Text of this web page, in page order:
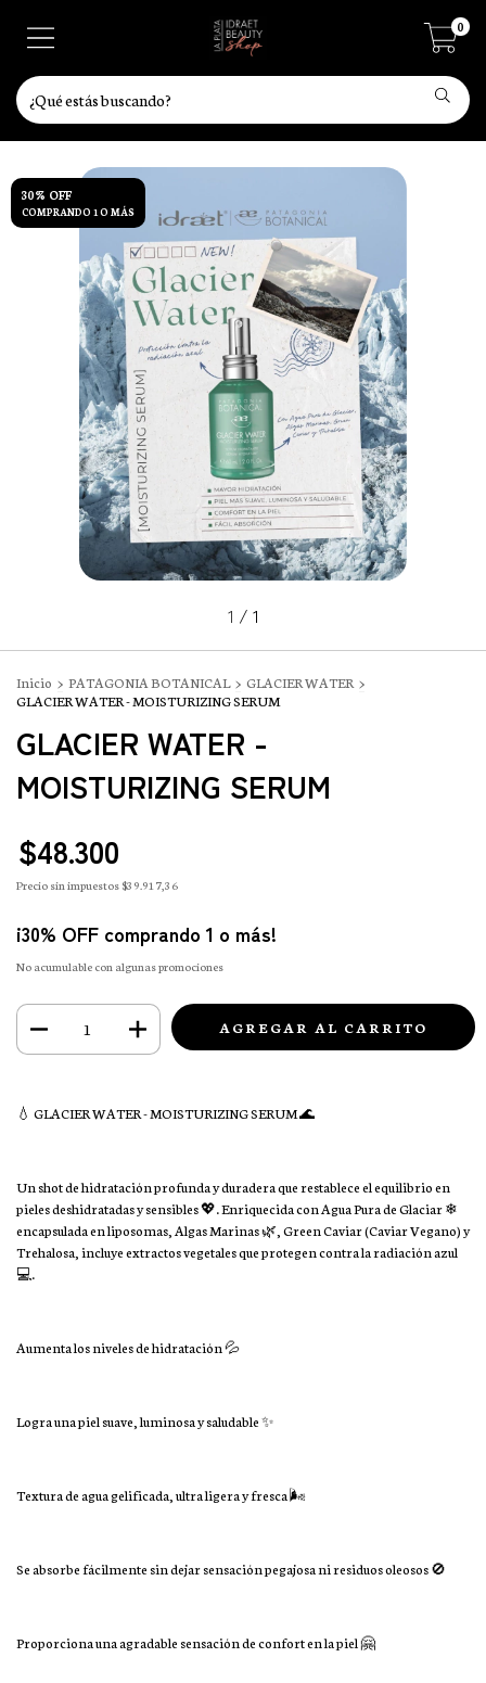
0
30% OFF
COMPRANDO 1 O MÁS
1 / 1
Inicio > PATAGONIA BOTANICAL > GLACIER WATER >
GLACIER WATER - MOISTURIZING SERUM
GLACIER WATER -
MOISTURIZING SERUM
$48.300
Precio sin impuestos $39.917,36
¡30% OFF comprando 1 o más!
No acumulable con algunas promociones
💧 GLACIER WATER - MOISTURIZING SERUM 🌊
Un shot de hidratación profunda y duradera que restablece el equilibrio en
pieles deshidratadas y sensibles 💖. Enriquecida con Agua Pura de Glaciar ❄
encapsulada en liposomas, Algas Marinas 🌿, Green Caviar (Caviar Vegano) y
Trehalosa, incluye extractos vegetales que protegen contra la radiación azul
💻.
Aumenta los niveles de hidratación 💦
Logra una piel suave, luminosa y saludable ✨
Textura de agua gelificada, ultra ligera y fresca 🌬
Se absorbe fácilmente sin dejar sensación pegajosa ni residuos oleosos 🚫
Proporciona una agradable sensación de confort en la piel 🤗